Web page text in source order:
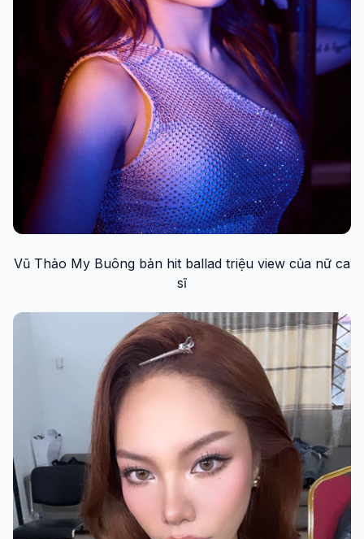
Vũ Thảo My Buông bản hit ballad triệu view của nữ ca
sĩ